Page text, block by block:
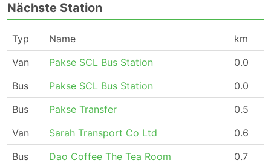
Nächste Station
Typ Name
km
Van
Pakse SCL Bus Station
0.0
Bus
Pakse SCL Bus Station
0.0
Bus
Pakse Transfer
0.5
Van
Sarah Transport Co Ltd
0.6
Bus
Dao Coffee The Tea Room 0.7